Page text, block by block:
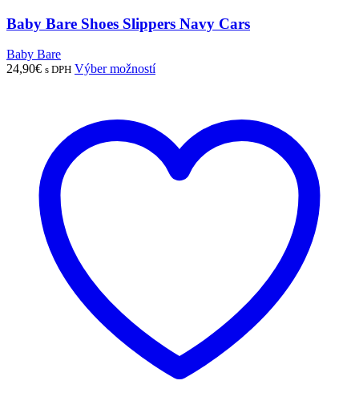
Baby Bare Shoes Slippers Navy Cars
Baby Bare
24,90€ s DPH Výber možnostíTento
variantov.
Možnosti
si
môžete
vybrať